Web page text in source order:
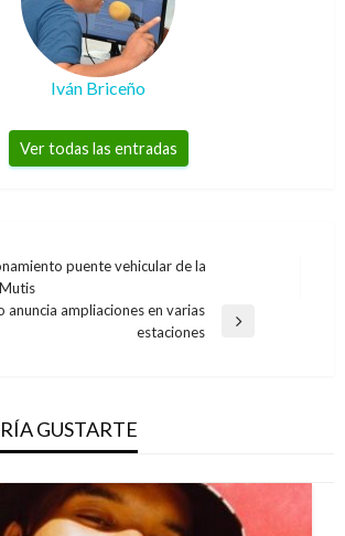
Iván Briceño
Ver todas las entradas
puente vehicular de la
anuncia ampliaciones en varias
estaciones
GUSTARTE